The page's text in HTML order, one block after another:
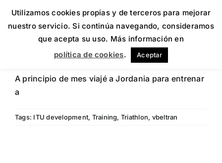
Aqaba ITU Asia Sport Development Camp
ITU Asia Sport Development Camp
A principio de mes viajé a Jordania para entrenar
a
Tags: ITU development, Training, Triathlon, vbeltran
Utilizamos cookies propias y de terceros para mejorar
nuestro servicio. Si continúa navegando, consideramos
que acepta su uso. Más información en
política de cookies. Aceptar